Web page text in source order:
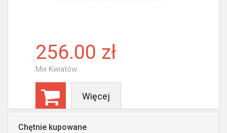
256.00 zł
Mix Kwiatów
Więcej
Chętnie kupowane